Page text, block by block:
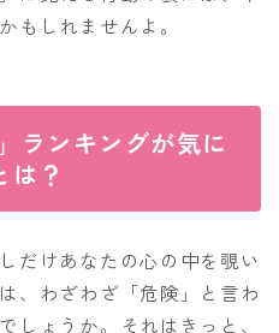
もしれませんよ。
ランキングが気に
は？
だけあなたの心の中を覗い
、わざわざ「危険」と言わ
しょうか。それはきっと、